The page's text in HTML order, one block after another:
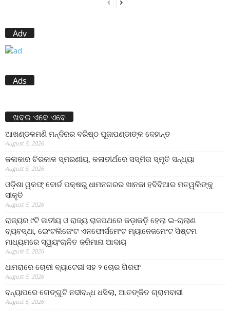
Adv
Ads
ଖବର ଏବେ ଏବେ
ଆଖଣ୍ଡଳମଣି ମନ୍ଦିରର ବରିଷ୍ଠ ପୂଜାପଣ୍ଡାଙ୍କ ଦେହାନ୍ତ
August 5, 2026
କଳାକାର ଚିରକାଳ ସ୍ମରଣୀୟ, କଳାତୀର୍ଥରେ ସସ୍ମିତା ସ୍ମୃତି ସନ୍ଧ୍ୟା
August 5, 2026
ଓଡ଼ିଶା ୱକଫ୍ ବୋର୍ଡ ପକ୍ଷରୁ ଧାମନଗରର ଖାନକା ହବିବିଆର ମତୱଲିଙ୍କୁ
ସୀକୃତି
August 5, 2026
ରାଜ୍ୟର ୯ଟି ଜାତୀୟ ଓ ରାଜ୍ୟ ରାଜପଥରେ କଡ଼ାକଡ଼ି ହେଲା ଇ-ଚାଲାଣ
ବ୍ୟବସ୍ଥା, ଇେଂଟଲିଜେଂଟ ଏନଫୋର୍ସମେଂଟ ମ୍ୟାନେଜମେଂଟ ସିଷ୍ଟମ
ମାଧ୍ୟମରେ ସ୍ୱୟଂଚାଳିତ ଜରିମାନା ଆଦାୟ
August 5, 2026
ଧାମରାରେ ଚୋରୀ ବ୍ୟାଟେରୀ ସହ ୨ ଚୋର ଗିରଫ
August 5, 2026
ବନ୍ୟାପରେ ଗେଙ୍ଗୁଟି ନଦୀବନ୍ଧ ଧସିଲା, ଆତଙ୍କିତ ଗ୍ରାମବାସୀ
August 5, 2026